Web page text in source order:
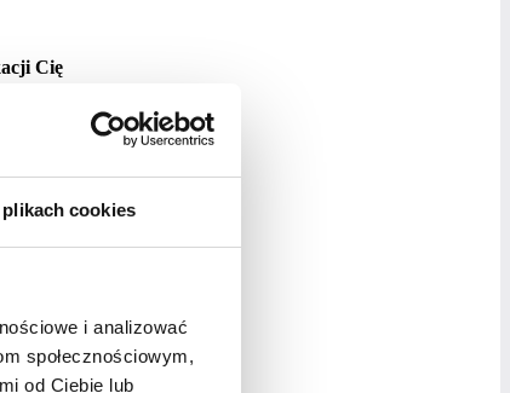
plikach cookies
i analizować
społecznościowym,
od Ciebie lub
Cię
szkolenia
decyzji
inspiracji